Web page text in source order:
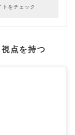
トをチェック
点を持つ